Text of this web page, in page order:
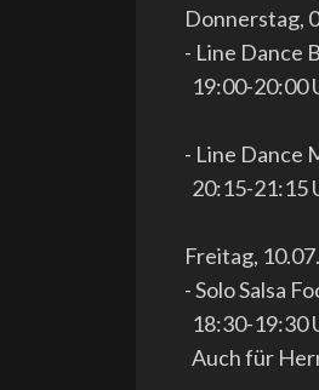
Donnerstag,
- Line Dance
19:00-20:00
- Line Dance
20:15-21:15
Freitag,
- Solo Salsa
18:30-19:30
Auch für